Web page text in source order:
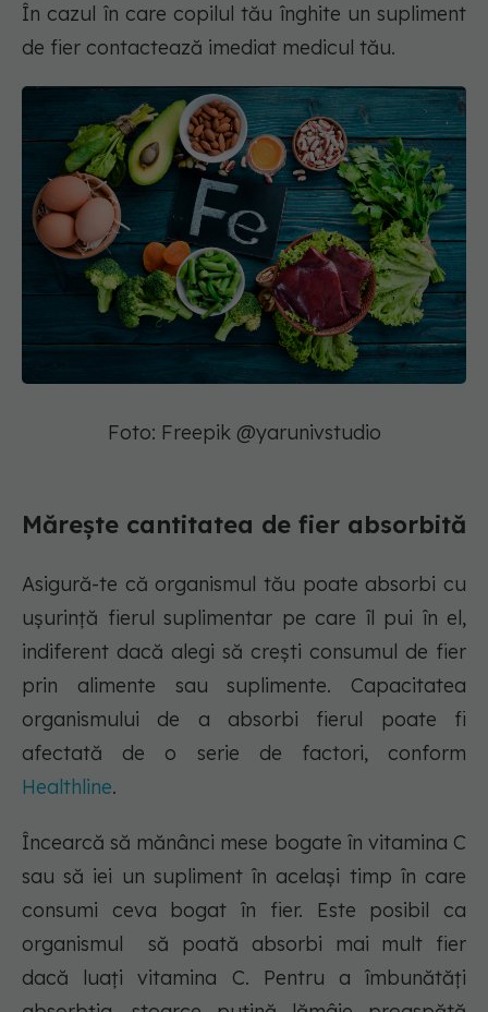
În cazul în care copilul tău înghite un supliment
de fier contactează imediat medicul tău.
Foto: Freepik @yarunivstudio
Mărește cantitatea de fier absorbită
Asigură-te că organismul tău poate absorbi cu
ușurință fierul suplimentar pe care îl pui în el,
indiferent dacă alegi să crești consumul de fier
prin alimente sau suplimente. Capacitatea
organismului de a absorbi fierul poate fi
afectată de o serie de factori, conform
Healthline.
Încearcă să mănânci mese bogate în vitamina C
sau să iei un supliment în același timp în care
consumi ceva bogat în fier. Este posibil ca
organismul să poată absorbi mai mult fier
dacă luați vitamina C. Pentru a îmbunătăți